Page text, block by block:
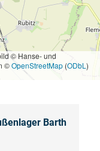
© Hanse- und
©OpenStreetMap (ODbL )
Barth